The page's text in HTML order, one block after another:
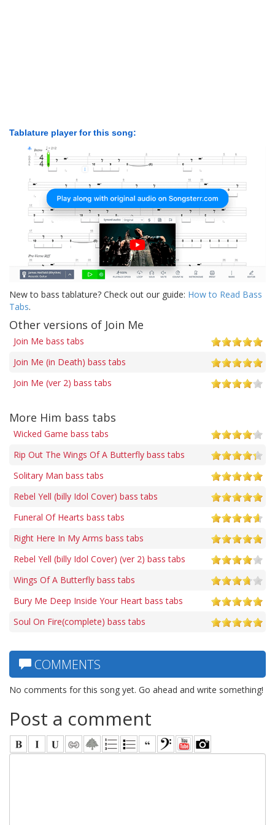
Tablature player for this song:
New to bass tablature? Check out our guide: How to Read Bass
Tabs.
Other versions of Join Me
Join Me bass tabs
Join Me (in Death) bass tabs
Join Me (ver 2) bass tabs
More Him bass tabs
Wicked Game bass tabs
Rip Out The Wings Of A Butterfly bass tabs
Solitary Man bass tabs
Rebel Yell (billy Idol Cover) bass tabs
Funeral Of Hearts bass tabs
Right Here In My Arms bass tabs
Rebel Yell (billy Idol Cover) (ver 2) bass tabs
Wings Of A Butterfly bass tabs
Bury Me Deep Inside Your Heart bass tabs
Soul On Fire(complete) bass tabs
COMMENTS
No comments for this song yet. Go ahead and write something!
Post a comment